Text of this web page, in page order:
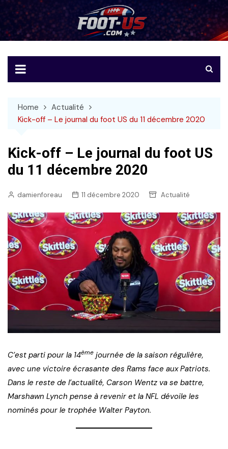
to
content
Foot-US
Le football américain en français
Home
Actualité
Kick-off – Le journal du foot US du 11 décembre 2020
Kick-off – Le journal du foot US
du 11 décembre 2020
damienforeau 11 décembre 2020 Actualité
C’est parti pour la 14ème journée de la saison régulière,
avec une victoire écrasante des Rams face aux Patriots.
Dans le reste de l’actualité, Carson Wentz va se battre,
Marshawn Lynch pense à revenir et la NFL dévoile les
nominés pour le trophée Walter Payton.